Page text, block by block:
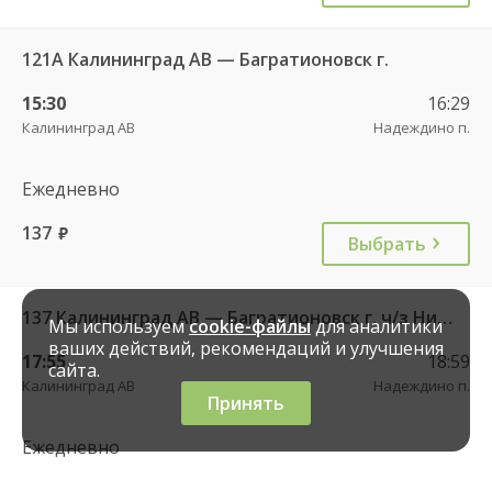
121А Калининград АВ — Багратионовск г.
15:30
Калининград АВ
16:29
Надеждино п.
Ежедневно
137 руб. Выбрать
137 Калининград АВ — Багратионовск г. ч/з Нивенское п., Славяновка п.
17:55
Калининград АВ
18:59
Надеждино п.
Ежедневно
Мы используемcookie-файлыдля аналитики
ваших действий, рекомендаций и улучшения
сайта.
Принять